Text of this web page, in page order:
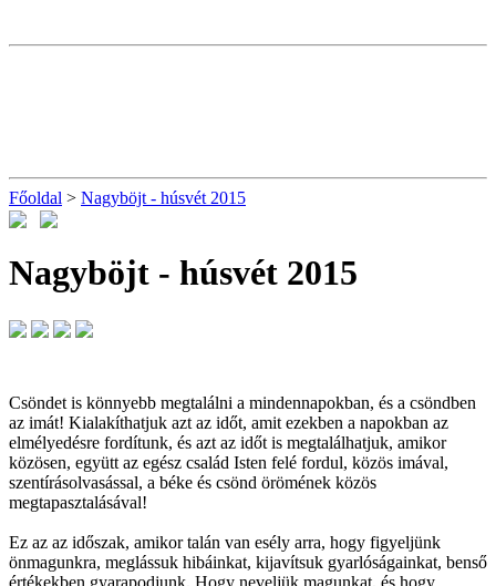
Főoldal > Nagyböjt - húsvét 2015
Nagyböjt - húsvét 2015
Csöndet is könnyebb megtalálni a mindennapokban, és a csöndben
az imát! Kialakíthatjuk azt az időt, amit ezekben a napokban az
elmélyedésre fordítunk, és azt az időt is megtalálhatjuk, amikor
közösen, együtt az egész család Isten felé fordul, közös imával,
szentírásolvasással, a béke és csönd örömének közös
megtapasztalásával!
Ez az az időszak, amikor talán van esély arra, hogy figyeljünk
önmagunkra, meglássuk hibáinkat, kijavítsuk gyarlóságainkat, benső
értékekben gyarapodjunk. Hogy neveljük magunkat, és hogy